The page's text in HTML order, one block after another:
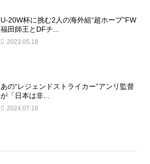
U-20W杯に挑む2人の海外組“超ホープ”FW
福田師王とDFチ...
2023.05.18
あの“レジェンドストライカー”アンリ監督
が「日本は非...
2024.07.18